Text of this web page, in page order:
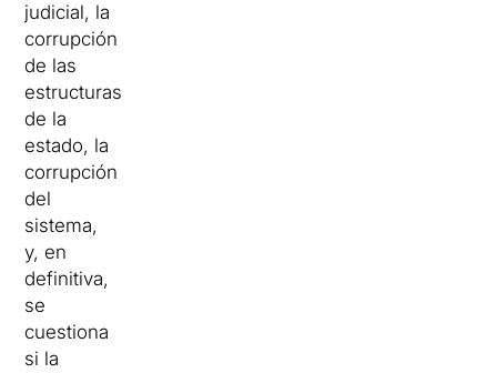
judicial, la
corrupción
de las
estructuras
de la
estado, la
corrupción
del
sistema,
y, en
definitiva,
se
cuestiona
si la